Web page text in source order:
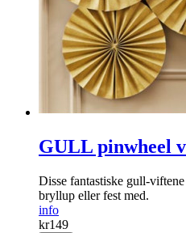
GULL pinwheel
Disse fantastiske gull-
bryllup eller fest med.
info
kr149